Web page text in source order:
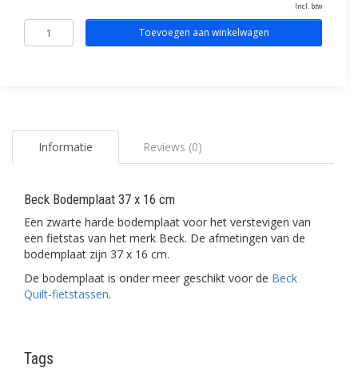
Incl. btw
Toevoegen aan winkelwagen
Informatie Reviews (0)
Beck Bodemplaat 37 x 16 cm
Een zwarte harde bodemplaat voor het verstevigen van
een fietstas van het merk Beck. De afmetingen van de
bodemplaat zijn 37 x 16 cm.
De bodemplaat is onder meer geschikt voor de Beck
Quilt-fietstassen.
Tags